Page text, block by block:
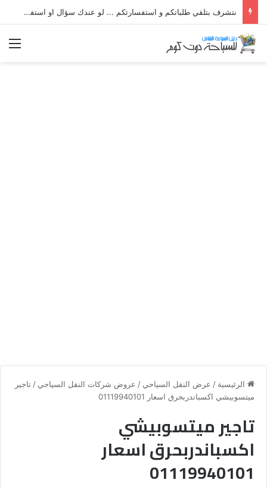
نتشرف بتلقي طلباتكم و استفسارتكم ... لو عندك سؤال او استفسار ماتدرددش فى طلب المساعدة
الرئيسية / عرض النقل السياحي / عروض شركات النقل السياحي / تاجير
ميتسوبيشي اكسباندربحرق اسعار 01119940101
تاجير ميتسوبيشي
اكسباندربحرق اسعار
01119940101